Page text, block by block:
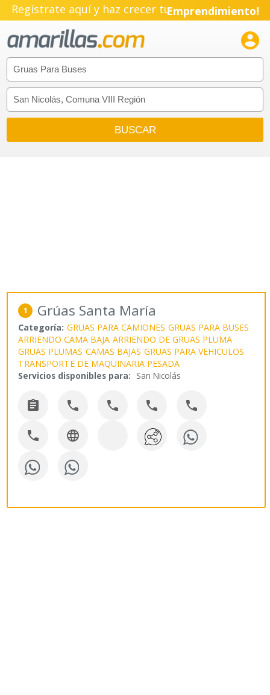
Regístrate aquí y haz crecer tuEmprendimiento!

1 Grúas Santa María
Categoría: GRUAS PARA CAMIONES GRUAS PARA BUSES
ARRIENDO CAMA BAJA ARRIENDO DE GRUAS PLUMA
GRUAS PLUMAS CAMAS BAJAS GRUAS PARA VEHICULOS
TRANSPORTE DE MAQUINARIA PESADA
Servicios disponibles para: San Nicolás
    
 